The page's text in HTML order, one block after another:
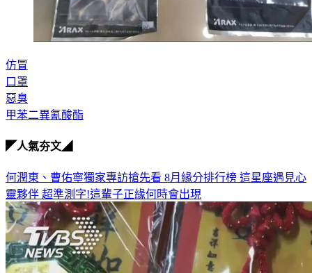
仿冒
口罩
惡臭
甲苯二異氰酸酯
◤人氣夯文◢
何潤東、曹佑寧獨家專訪搶先看 8月緣分排行榜 這星座遇見心
靈夥伴 超準測字!這輩子正緣何時會出現